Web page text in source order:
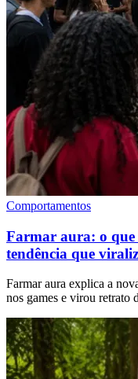
Comportamentos
Farmar aura: o
tendência que
Farmar aura explica a
nos games e virou retrato